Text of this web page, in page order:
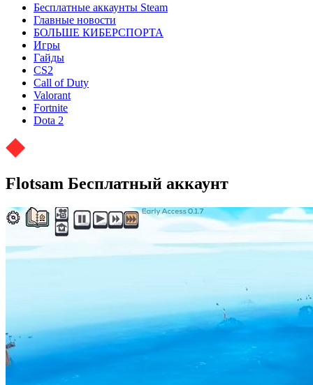
Бесплатные аккаунты Steam
Главные новости
БОЛЬШЕ КИБЕРСПОРТА
Игры
Гайды
CS2
Call of Duty
Valorant
Fortnite
Dota 2
Flotsam Бесплатный аккаунт